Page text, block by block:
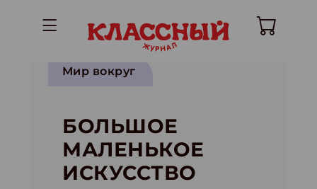
Мир вокруг
БОЛЬШОЕ
МАЛЕНЬКОЕ
ИСКУССТВО